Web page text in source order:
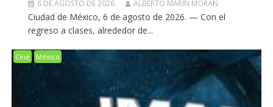
6 DE AGOSTO DE 2026 ALBERTO MARIN MORAN
Ciudad de México, 6 de agosto de 2026. — Con el
regreso a clases, alrededor de...
Cine México